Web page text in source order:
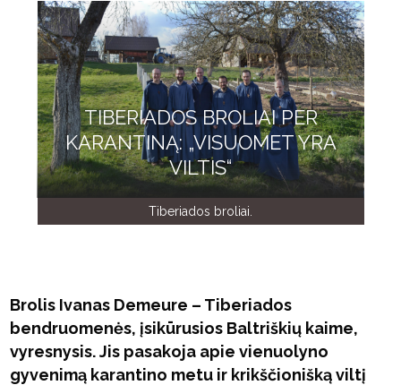
TIBERIADOS BROLIAI PER
KARANTINĄ: „VISUOMET YRA
VILTIS“
Tiberiados broliai.
Brolis Ivanas Demeure – Tiberiados
bendruomenės, įsikūrusios Baltriškių kaime,
vyresnysis. Jis pasakoja apie vienuolyno
gyvenimą karantino metu ir krikščionišką viltį